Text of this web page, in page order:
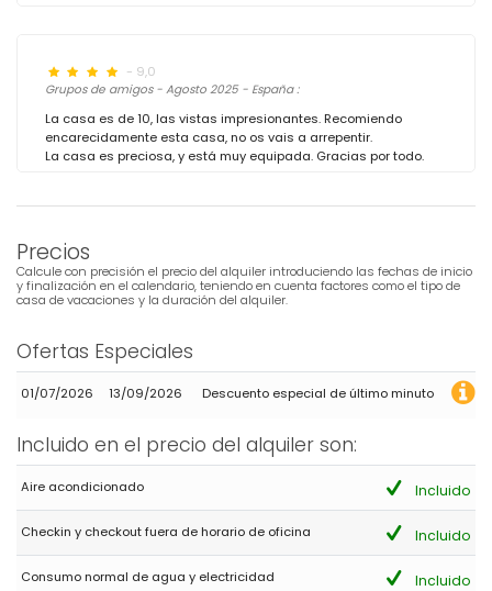
- 9,0
Grupos de amigos - Agosto 2025 - España :
La casa es de 10, las vistas impresionantes. Recomiendo
encarecidamente esta casa, no os vais a arrepentir.
La casa es preciosa, y está muy equipada. Gracias por todo.
Precios
Calcule con precisión el precio del alquiler introduciendo las fechas de inicio
y finalización en el calendario, teniendo en cuenta factores como el tipo de
casa de vacaciones y la duración del alquiler.
Ofertas Especiales
01/07/2026 13/09/2026 Descuento especial de último minuto
Incluido en el precio del alquiler son:
Aire acondicionado Incluido
Checkin y checkout fuera de horario de oficina Incluido
Consumo normal de agua y electricidad Incluido